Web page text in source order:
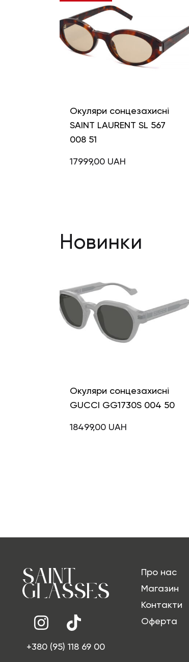
Окуляри сонцезахисні
SAINT LAURENT SL 567
008 51
17999,00 UAH
Новинки
Окуляри сонцезахисні
GUCCI GG1730S 004 50
18499,00 UAH
+380 (95) 118 69 00
Про нас
Магазин
Контакти
Оферта